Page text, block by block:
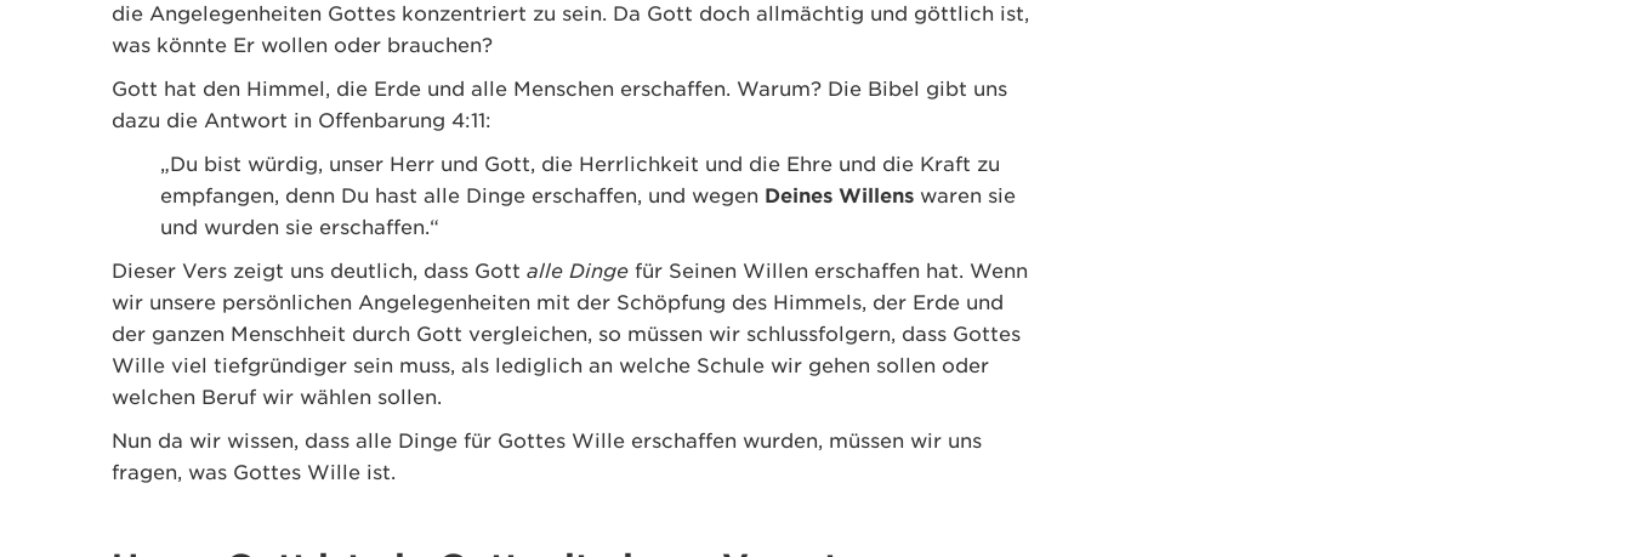
die Angelegenheiten Gottes konzentriert zu sein. Da Gott doch allmächtig und göttlich ist,
was könnte Er wollen oder brauchen?
Gott hat den Himmel, die Erde und alle Menschen erschaffen. Warum? Die Bibel gibt uns
dazu die Antwort in Offenbarung 4:11:
„Du bist würdig, unser Herr und Gott, die Herrlichkeit und die Ehre und die Kraft zu
empfangen, denn Du hast alle Dinge erschaffen, und wegen Deines Willens waren sie
und wurden sie erschaffen.“
Dieser Vers zeigt uns deutlich, dass Gott alle Dinge für Seinen Willen erschaffen hat. Wenn
wir unsere persönlichen Angelegenheiten mit der Schöpfung des Himmels, der Erde und
der ganzen Menschheit durch Gott vergleichen, so müssen wir schlussfolgern, dass Gottes
Wille viel tiefgründiger sein muss, als lediglich an welche Schule wir gehen sollen oder
welchen Beruf wir wählen sollen.
Nun da wir wissen, dass alle Dinge für Gottes Wille erschaffen wurden, müssen wir uns
fragen, was Gottes Wille ist.